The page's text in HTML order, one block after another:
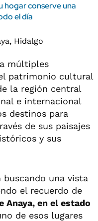
hogar conserve una
el día
múltiples
patrimonio cultural
la región central
e internacional
destinos para
de sus paisajes
y sus
buscando una vista
el recuerdo de
Anaya, en el estado
de esos lugares